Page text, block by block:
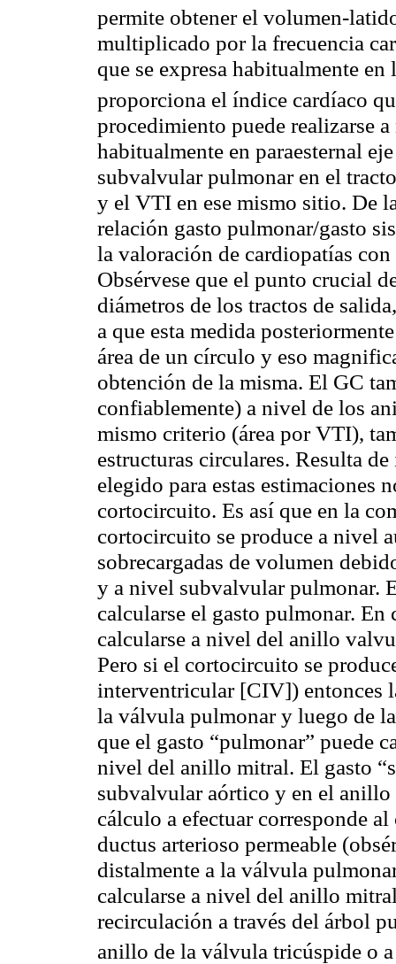
permite obtener el volumen-
multiplicado por la frecuencia
que se expresa habitualmente
proporciona el índice cardíaco
procedimiento puede realizarse
habitualmente en paraesternal
subvalvularpulmonar en el
y el VTI en ese mismo sitio. De
relación gasto pulmonar/gasto
la valoración de cardiopatías
Obsérvese que el punto crucial
diámetros de los tractos de
a que esta medida
área de un círculo y eso
obtención de la misma. El GC
confiablemente) a nivel de los
mismo criterio (área por VTI),
estructuras circulares. Resulta
elegido para estas estimaciones
cortocircuito. Es así que en la
cortocircuito se produce a nivel
sobrecargadas de volumen
y a nivel subvalvularpulmonar.
calcularse el gasto pulmonar.
calcularse a nivel del anillo
Pero si el cortocircuito se
interventricular [CIV]) entonces
la válvula pulmonar y luego de
que el gasto “pulmonar” puede
nivel del anillo mitral. El gasto
subvalvularaórtico y en el anillo
cálculo a efectuar corresponde
ductus arterioso permeable
distalmente a la válvula
calcularse a nivel del anillo
recirculación a través del árbol
anillo de la válvula tricúspide o